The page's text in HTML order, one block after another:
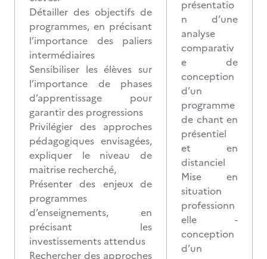
Détailler des objectifs de
programmes, en précisant
l’importance des paliers
intermédiaires
Sensibiliser les élèves sur
l’importance de phases
d’apprentissage pour
garantir des progressions
Privilégier des approches
pédagogiques envisagées,
expliquer le niveau de
maitrise recherché,
Présenter des enjeux de
programmes
d’enseignements, en
précisant les
investissements attendus
Rechercher des approches
présentatio
n d’une
analyse
comparativ
e de
conception
d’un
programme
de chant en
présentiel
et en
distanciel
Mise en
situation
professionn
elle -
conception
d’un